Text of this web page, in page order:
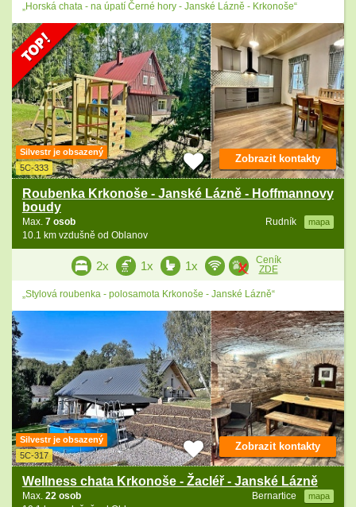
„Horská chata - na úpatí Černé hory - Janské Lázně - Krkonoše“
Silvestr je obsazený
5C-333
Roubenka Krkonoše - Janské Lázně - Hoffmannovy
boudy
Rudník mapa
Max. 7 osob
10.1 km vzdušně od Oblanov
Zobrazit kontakty
2x 1x 1x
Ceník
ZDE
„Stylová roubenka - polosamota Krkonoše - Janské Lázně“
Silvestr je obsazený
5C-317
Wellness chata Krkonoše - Žacléř - Janské Lázně
Bernartice mapa
Max. 22 osob
Zobrazit kontakty